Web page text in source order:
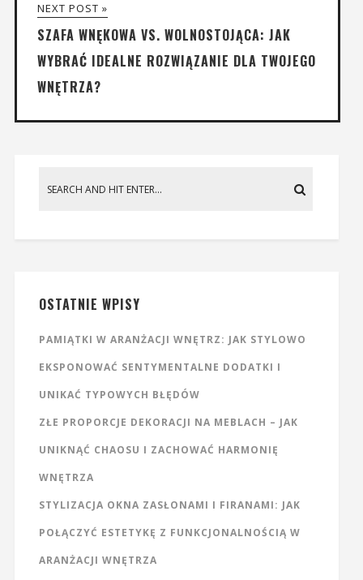
NEXT POST »
SZAFA WNĘKOWA VS. WOLNOSTOJĄCA: JAK
WYBRAĆ IDEALNE ROZWIĄZANIE DLA TWOJEGO
WNĘTRZA?
OSTATNIE WPISY
PAMIĄTKI W ARANŻACJI WNĘTRZ: JAK STYLOWO
EKSPONOWAĆ SENTYMENTALNE DODATKI I
UNIKAĆ TYPOWYCH BŁĘDÓW
ZŁE PROPORCJE DEKORACJI NA MEBLACH – JAK
UNIKNĄĆ CHAOSU I ZACHOWAĆ HARMONIĘ
WNĘTRZA
STYLIZACJA OKNA ZASŁONAMI I FIRANAMI: JAK
POŁĄCZYĆ ESTETYKĘ Z FUNKCJONALNOŚCIĄ W
ARANŻACJI WNĘTRZA